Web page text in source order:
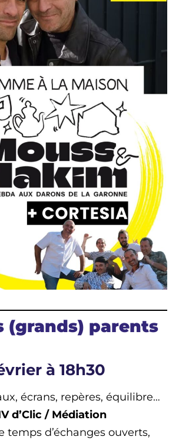
(grands) parents
à 18h30
écrans, repères, équilibre…
d’Clic / Médiation
temps d’échanges ouverts,